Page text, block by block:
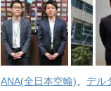
ANA(全日本空輸) デル